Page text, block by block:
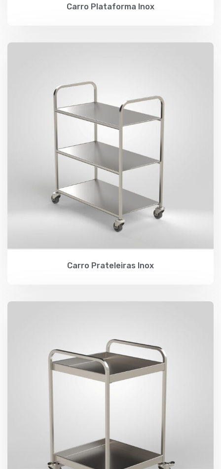
Carro Plataforma Inox
Carro Prateleiras Inox